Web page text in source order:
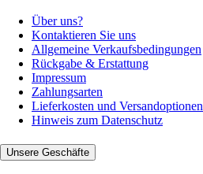
Über uns?
Kontaktieren Sie uns
Allgemeine Verkaufsbedingungen
Rückgabe & Erstattung
Impressum
Zahlungsarten
Lieferkosten und Versandoptionen
Hinweis zum Datenschutz
Unsere Geschäfte